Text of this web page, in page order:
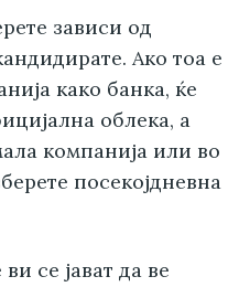
зависи од
Ако тоа е
како банка, ќе
облека, а
компанија или во
посекојдневна
се јават да ве